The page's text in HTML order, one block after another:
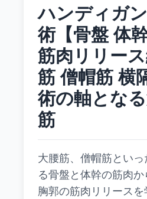
ハンディガ
術【骨盤 体
筋肉リリー
筋 僧帽筋 横
術の軸とな
筋
大腰筋、僧帽筋とい
る骨盤と体幹の筋肉
胸郭の筋肉リリース